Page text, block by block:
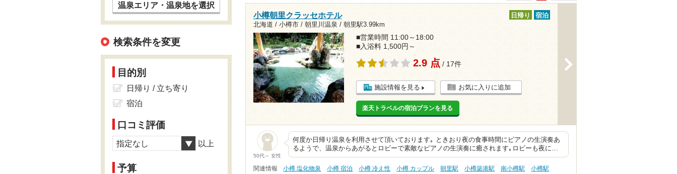
小樽朝里クラッセホテル
北海道 / 小樽市 / 朝里川温泉 / 朝里駅3.99km
日帰り 宿泊
■営業時間 11:00～18:00
■入浴料 1,500円～
2.9 点 / 17件
施設情報を見る お気に入りに追加
楽天トラベルの宿泊プランを見る
50代～ 女性
何度か日帰り温泉を利用させて頂いております｡ ときおり夜の食事時間にピアノの生演奏あ
るようで、温泉からあがるとロビーで素敵なピアノの生演奏に癒されます｡ロビーも夜に…
関連情報 小樽 塩化物泉 小樽 宿泊 小樽 冷え性 小樽 カップル 朝里駅 小樽築港駅 南小樽駅 小樽駅
温泉エリア・温泉地を選択
検索条件を変更
目的別
日帰り / 立ち寄り
宿泊
口コミ評価
指定なし 以上
予算